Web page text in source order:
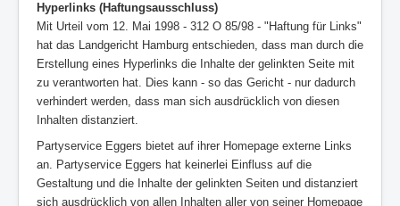
Hyperlinks (Haftungsausschluss)
Mit Urteil vom 12. Mai 1998 - 312 O 85/98 - "Haftung für Links"
hat das Landgericht Hamburg entschieden, dass man durch die
Erstellung eines Hyperlinks die Inhalte der gelinkten Seite mit
zu verantworten hat. Dies kann - so das Gericht - nur dadurch
verhindert werden, dass man sich ausdrücklich von diesen
Inhalten distanziert.
Partyservice Eggers bietet auf ihrer Homepage externe Links
an. Partyservice Eggers hat keinerlei Einfluss auf die
Gestaltung und die Inhalte der gelinkten Seiten und distanziert
sich ausdrücklich von allen Inhalten aller von seiner Homepage